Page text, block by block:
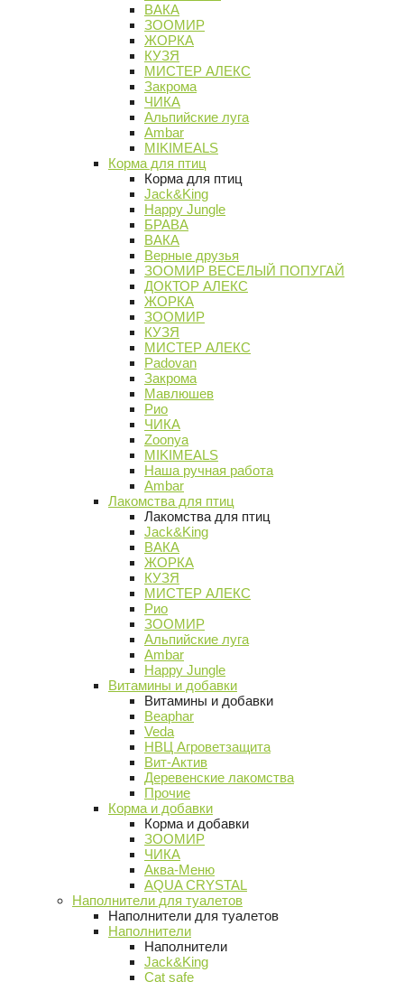
ВАКА
ЗООМИР
ЖОРКА
КУЗЯ
МИСТЕР АЛЕКС
Закрома
ЧИКА
Альпийские луга
Ambar
MIKIMEALS
Корма для птиц
Корма для птиц
Jack&King
Happy Jungle
БРАВА
ВАКА
Верные друзья
ЗООМИР ВЕСЕЛЫЙ ПОПУГАЙ
ДОКТОР АЛЕКС
ЖОРКА
ЗООМИР
КУЗЯ
МИСТЕР АЛЕКС
Padovan
Закрома
Мавлюшев
Рио
ЧИКА
Zoonya
MIKIMEALS
Наша ручная работа
Ambar
Лакомства для птиц
Лакомства для птиц
Jack&King
ВАКА
ЖОРКА
КУЗЯ
МИСТЕР АЛЕКС
Рио
ЗООМИР
Альпийские луга
Ambar
Happy Jungle
Витамины и добавки
Витамины и добавки
Beaphar
Veda
НВЦ Агроветзащита
Вит-Актив
Деревенские лакомства
Прочие
Корма и добавки
Корма и добавки
ЗООМИР
ЧИКА
Аква-Меню
AQUA CRYSTAL
Наполнители для туалетов
Наполнители для туалетов
Наполнители
Наполнители
Jack&King
Cat safe